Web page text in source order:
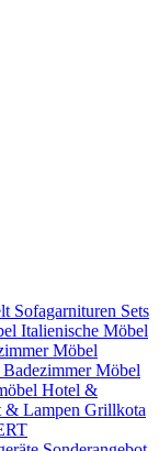
Sofagarnituren Sets
Italienische Möbel
Möbel
Badezimmer Möbel
Hotel &
& Lampen Grillkota